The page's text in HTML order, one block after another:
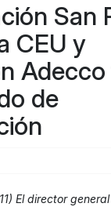
San
CEU y
de
El director